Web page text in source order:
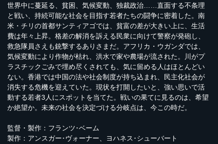
世界中に蔓延る、貧困、気候変動、独裁政治……直面する不条理
と戦い、持続可能な社会を目指す若者たちの闘争に密着した。南
米・チリの首都サンティアゴでは、貧富の差が大きい上に、生活
費は年々上昇。格差の解消を訴える民衆に向けて警察が発砲し、
救急隊員さえも銃撃するありさまだ。アフリカ・ウガンダでは、
気候変動により作物が枯れ、洪水で家や農場が流された。川がプ
ラスチックごみで埋め尽くされても、気に留める人はほとんどい
ない。香港では中国の法や社会制度が持ち込まれ、民主化社会が
消失する危機を迎えていた。現状を打開したいと、強い思いで活
動する若者3人にスポットを当てた。戦いの果てに見るのは、希望
か絶望か。未来の社会を決定づける分岐点は、今この時だ。
監督・製作：フランツ･ベーム
製作：アンスガー･ヴォーナー、ヨハネス･シューバート